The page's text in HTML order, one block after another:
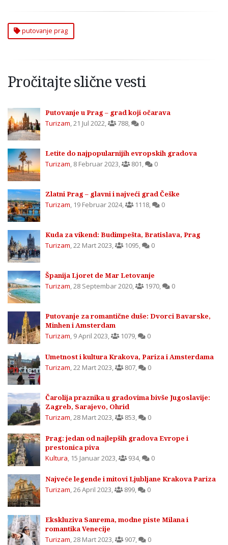
putovanje prag
Pročitajte slične vesti
Putovanje u Prag – grad koji očarava
Turizam,21 Jul 2022, 788, 0
Letite do najpopularnijih evropskih gradova
Turizam, 8 Februar 2023, 801, 0
Zlatni Prag – glavni i najveći grad Češke
Turizam, 19 Februar 2024, 1118, 0
Kuda za vikend: Budimpešta, Bratislava, Prag
Turizam,22 Mart 2023, 1095, 0
Španija Ljoret de Mar Letovanje
Turizam,28 Septembar 2020, 1970, 0
Putovanje za romantične duše: Dvorci Bavarske,
Minhen i Amsterdam
Turizam, 9 April 2023, 1079, 0
Umetnost i kultura Krakova, Pariza i Amsterdama
Turizam,22 Mart 2023, 807, 0
Čarolija praznika u gradovima bivše Jugoslavije:
Zagreb, Sarajevo, Ohrid
Turizam,28 Mart 2023, 853, 0
Prag: jedan od najlepših gradova Evrope i
prestonica piva
Kultura, 15 Januar 2023, 934, 0
Najveće legende i mitovi Ljubljane Krakova Pariza
Turizam,26 April 2023, 899, 0
Ekskluziva Sanrema, modne piste Milana i
romantika Venecije
Turizam,28 Mart 2023, 907, 0